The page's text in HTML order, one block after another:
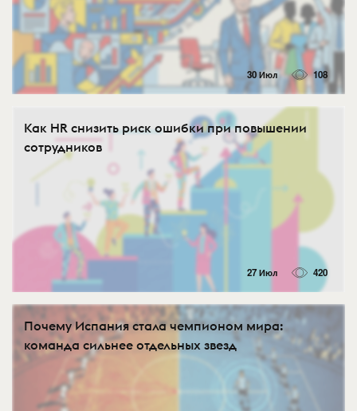
30 Июл 108
Как HR снизить риск ошибки при повышении
сотрудников
27 Июл 420
Почему Испания стала чемпионом мира:
команда сильнее отдельных звезд